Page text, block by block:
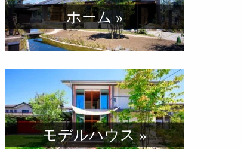
ホーム »
モデルハウス »